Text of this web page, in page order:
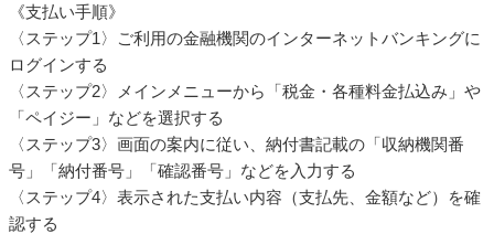
《支払い手順》
〈ステップ1〉ご利用の金融機関のインターネットバンキングに
ログインする
〈ステップ2〉メインメニューから「税金・各種料金払込み」や
「ペイジー」などを選択する
〈ステップ3〉画面の案内に従い、納付書記載の「収納機関番
号」「納付番号」「確認番号」などを入力する
〈ステップ4〉表示された支払い内容（支払先、金額など）を確
認する